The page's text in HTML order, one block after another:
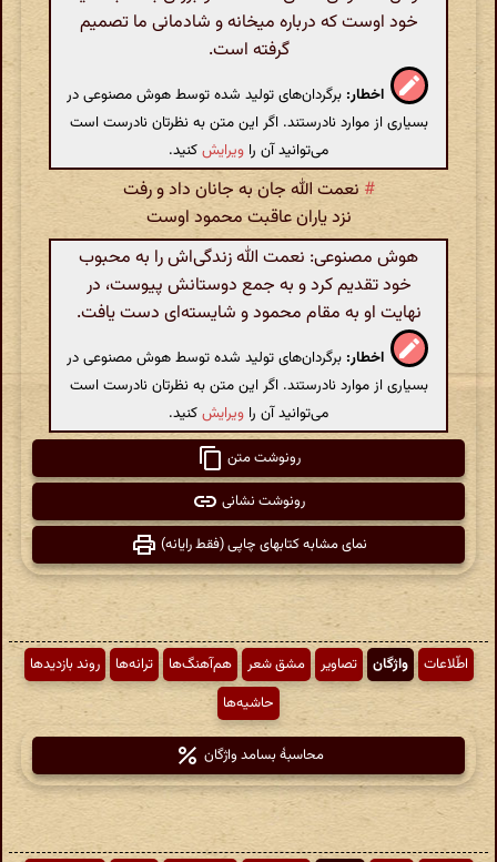
خود اوست که درباره میخانه و شادمانی ما تصمیم
گرفته است.
اخطار: برگردان‌های تولید شده توسط هوش مصنوعی در
بسیاری از موارد نادرستند. اگر این متن به نظرتان نادرست است
می‌توانید آن را ویرایشکنید.
# نعمت الله جان به جانان داد و رفت
نزد یاران عاقبت محمود اوست
هوش مصنوعی: نعمت الله زندگی‌اش را به محبوب
خود تقدیم کرد و به جمع دوستانش پیوست، در
نهایت او به مقام محمود و شایسته‌ای دست یافت.
اخطار: برگردان‌های تولید شده توسط هوش مصنوعی در
بسیاری از موارد نادرستند. اگر این متن به نظرتان نادرست است
می‌توانید آن را ویرایشکنید.
رونوشت متن
رونوشت نشانی
نمای مشابه کتابهای چاپی (فقط رایانه)
اطّلاعات واژگان تصاویر مشق شعر هم‌آهنگ‌ها ترانه‌ها
روند بازدیدها
حاشیه‌ها
محاسبهٔ بسامد واژگان